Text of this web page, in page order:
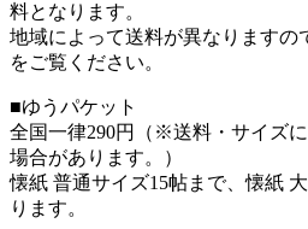
料となります。
地域によって送料が異なりますの
をご覧ください。
■ゆうパケット
全国一律290円（※送料・サイズ
場合があります。）
懐紙 普通サイズ15帖まで、懐紙
ります。